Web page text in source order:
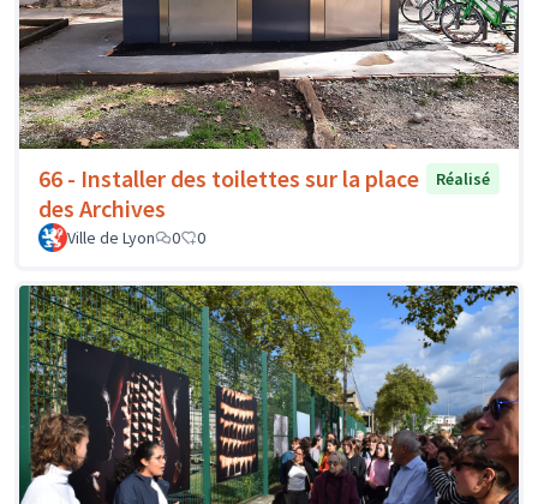
66 - Installer des toilettes sur la place
des Archives
Réalisé
Ville de Lyon 0 0